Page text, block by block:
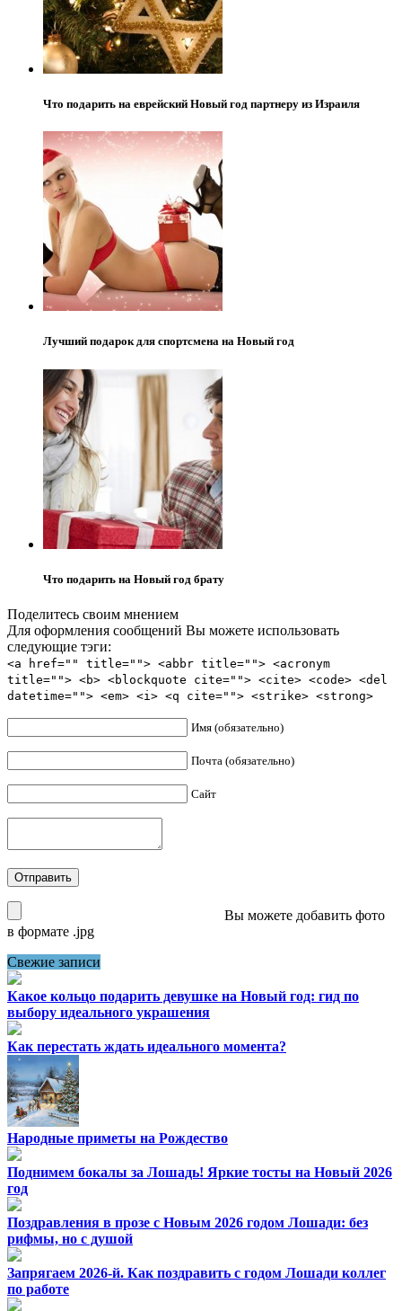
Что подарить на еврейский Новый год партнеру из Израиля
Лучший подарок для спортсмена на Новый год
Что подарить на Новый год брату
Поделитесь своим мнением
Для оформления сообщений Вы можете использовать
следующие тэги:
<a href="" title=""> <abbr title=""> <acronym
title=""> <b> <blockquote cite=""> <cite> <code> <del
datetime=""> <em> <i> <q cite=""> <strike> <strong>
Имя (обязательно)
Почта (обязательно)
Сайт
Вы можете добавить фото
в формате .jpg
Свежие записи
Какое кольцо подарить девушке на Новый год: гид по
выбору идеального украшения
Как перестать ждать идеального момента?
Народные приметы на Рождество
Поднимем бокалы за Лошадь! Яркие тосты на Новый 2026
год
Поздравления в прозе с Новым 2026 годом Лошади: без
рифмы, но с душой
Запрягаем 2026-й. Как поздравить с годом Лошади коллег
по работе